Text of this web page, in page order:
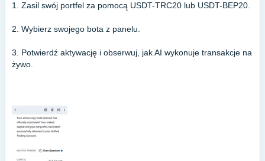
1. Zasil swój portfel za pomocą USDT-TRC20 lub USDT-BEP20.
2. Wybierz swojego bota z panelu.
3. Potwierdź aktywację i obserwuj, jak AI wykonuje transakcje na
żywo.